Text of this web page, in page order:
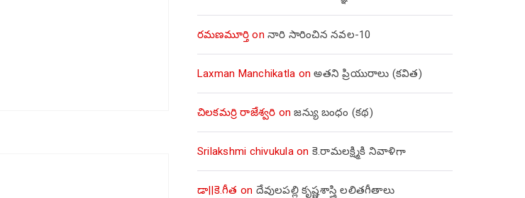
రమణమూర్తి onనారి సారించిన నవల-10
Laxman Manchikatla onఅతని ప్రియురాలు (కవిత)
చిలకమర్రి రాజేశ్వరి onజన్యు బంధం (కథ)
Srilakshmi chivukulaon కె.రామలక్ష్మికి నివాళిగా
డా||కె.గీత on దేవులపల్లి కృష్ణశాస్త్రి లలితగీతాలు